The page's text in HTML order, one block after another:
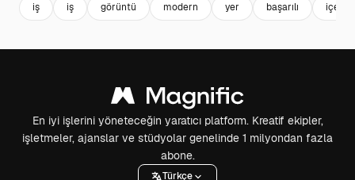
iş iş görüntü modern yer başarılı
En iyi işlerini yöneteceğin yaratıcı platform. Kreatif ekipler,
işletmeler, ajanslar ve stüdyolar genelinde 1 milyondan fazla
abone.
Türkçe